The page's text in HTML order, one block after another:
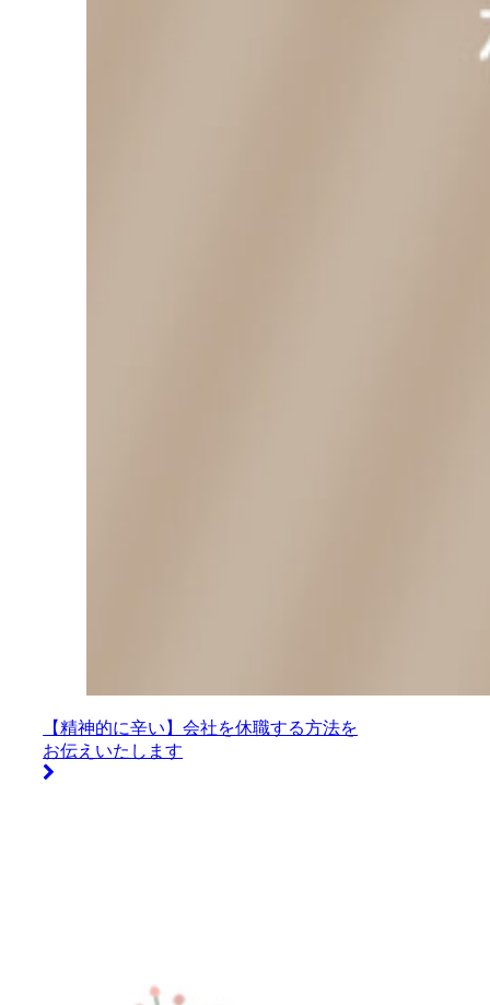
【精神的に辛い】会社を休職する方法を
お伝えいたします